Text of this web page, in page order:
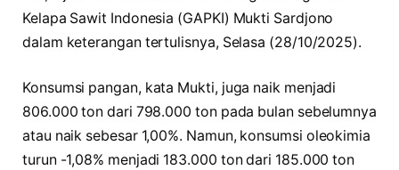
Kelapa Sawit Indonesia (GAPKI) Mukti Sardjono
dalam keterangan tertulisnya, Selasa (28/10/2025).
Konsumsi pangan, kata Mukti, juga naik menjadi
806.000 ton dari 798.000 ton pada bulan sebelumnya
atau naik sebesar 1,00%. Namun, konsumsi oleokimia
turun -1,08% menjadi 183.000 ton dari 185.000 ton